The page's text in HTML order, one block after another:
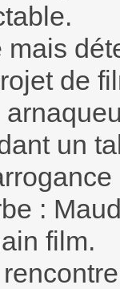
mais
de
un
:
film.